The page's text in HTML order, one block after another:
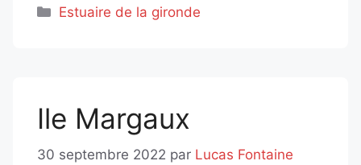
Catégories
Estuaire de la gironde
Ile Margaux
30 septembre 2022 par Lucas Fontaine